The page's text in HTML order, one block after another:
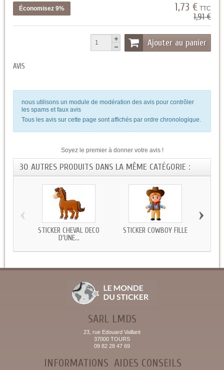
Économisez 9% 1,73 € TTC
1,91 €
Ajouter au panier
AVIS
nous utilisons un module de modération des avis pour contrôler
les spams et faux avis
Tous les avis sur cette page sont affichés par ordre chronologique.
Soyez le premier à donner votre avis !
30 AUTRES PRODUITS DANS LA MÊME CATÉGORIE :
STICKER CHEVAL DECO
D'UNE...
STICKER COWBOY FILLE
‹ ›
SARL LMDS
23, rue Edouard Vaillant
37000 TOURS
09 82 28 47 69
INFORMATIONS AIDES CONSEILS